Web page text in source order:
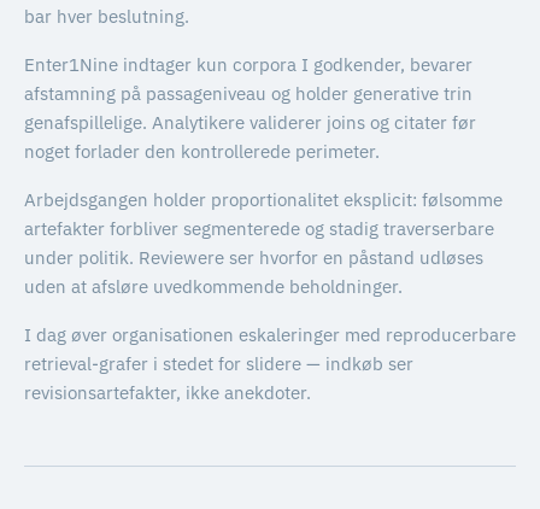
bar hver beslutning.
Enter1Nine indtager kun corpora I godkender, bevarer
afstamning på passageniveau og holder generative trin
genafspillelige. Analytikere validerer joins og citater før
noget forlader den kontrollerede perimeter.
Arbejdsgangen holder proportionalitet eksplicit: følsomme
artefakter forbliver segmenterede og stadig traverserbare
under politik. Reviewere ser hvorfor en påstand udløses
uden at afsløre uvedkommende beholdninger.
I dag øver organisationen eskaleringer med reproducerbare
retrieval-grafer i stedet for slidere — indkøb ser
revisionsartefakter, ikke anekdoter.